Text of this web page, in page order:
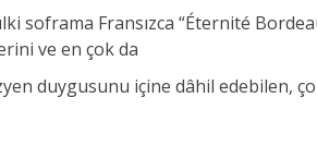
soframa Fransızca “Éternité
ve en çok da
duygusunu içine dâhil edebilen,